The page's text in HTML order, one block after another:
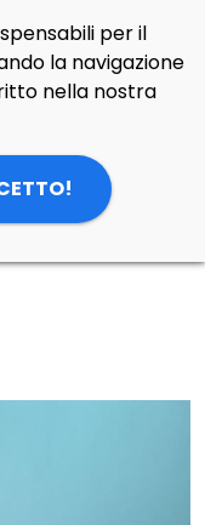
CercaContatti
Login
notte
per il
la navigazione
nella nostra